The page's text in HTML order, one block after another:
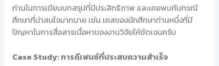
ท่านในการเขียนบทสรุปที่มีประสิทธิภาพ และเคยพบกับกรณี
ศึกษาที่น่าสนใจมากมาย เช่น เคสของนักศึกษาท่านหนึ่งที่มี
ปัญหาในการสื่อสารเนื้อหาของงานวิจัยให้ชัดเจนครับ
Case Study: การดีเฟนซ์ที่ประสบความสำเร็จ